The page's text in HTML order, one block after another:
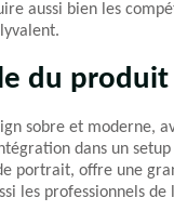
aussi bien les
du produit
sobre et moderne,
dans un
portrait, offre une
les professionnels